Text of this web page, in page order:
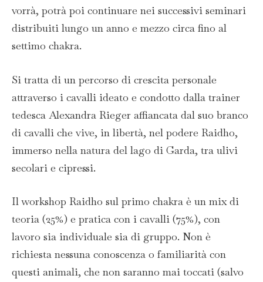
vorrà, potrà poi continuare nei successivi seminari
distribuiti lungo un anno e mezzo circa fino al
settimo chakra.
Si tratta di un percorso di crescita personale
attraverso i cavalli ideato e condotto dalla trainer
tedesca Alexandra Rieger affiancata dal suo branco
di cavalli che vive, in libertà, nel podere Raidho,
immerso nella natura del lago di Garda, tra ulivi
secolari e cipressi.
Il workshop Raidho sul primo chakra è un mix di
teoria (25%) e pratica con i cavalli (75%), con
lavoro sia individuale sia di gruppo. Non è
richiesta nessuna conoscenza o familiarità con
questi animali, che non saranno mai toccati (salvo